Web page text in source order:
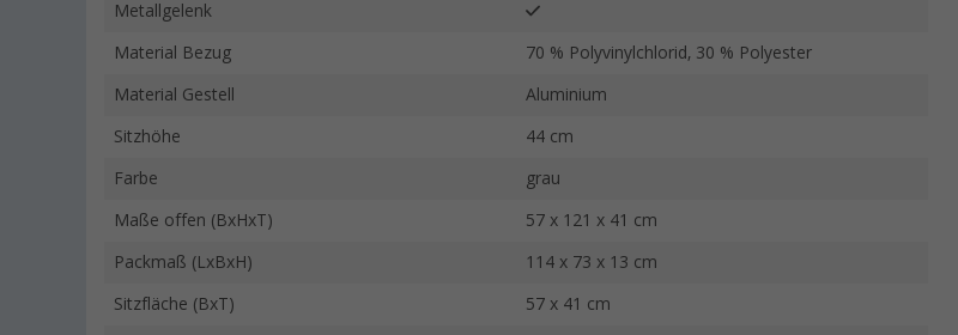
Metallgelenk
Material Bezug 70 % Polyvinylchlorid, 30 % Polyester
Material Gestell Aluminium
Sitzhöhe 44 cm
Farbe grau
Maße offen (BxHxT) 57 x 121 x 41 cm
Packmaß (LxBxH) 114 x 73 x 13 cm
Sitzfläche (BxT) 57 x 41 cm